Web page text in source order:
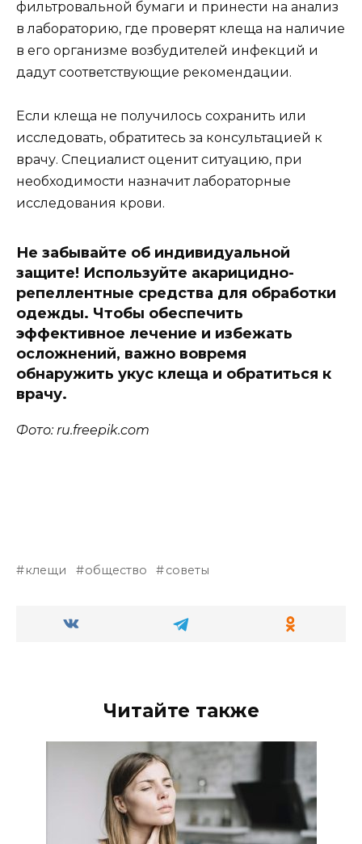
фильтровальной бумаги и принести на анализ
в лабораторию, где проверят клеща на наличие
в его организме возбудителей инфекций и
дадут соответствующие рекомендации.
Если клеща не получилось сохранить или
исследовать, обратитесь за консультацией к
врачу. Специалист оценит ситуацию, при
необходимости назначит лабораторные
исследования крови.
Не забывайте об индивидуальной
защите! Используйте акарицидно-
репеллентные средства для обработки
одежды. Чтобы обеспечить
эффективное лечение и избежать
осложнений, важно вовремя
обнаружить укус клеща и обратиться к
врачу.
Фото: ru.freepik.com
клещи общество советы
Читайте также